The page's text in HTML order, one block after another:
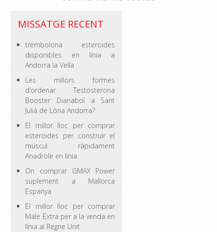
MISSATGE RECENT
trembolona esteroides
disponibles en línia a
Andorra la Vella
Les millors formes
d’ordenar Testosterona
Booster Dianabol a Sant
Julià de Lòria Andorra?
El millor lloc per comprar
esteroides per construir el
múscul ràpidament
Anadrole en línia
On comprar GMAX Power
suplement a Mallorca
Espanya
El millor lloc per comprar
Male Extra per a la venda en
línia al Regne Unit